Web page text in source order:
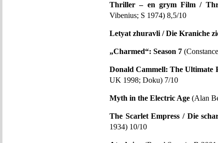
Thriller – en grym Film /
Vibenius; S 1974) 8,5/10
Letyat zhuravli / Die Kraniche
„Charmed“: Season 7
Donald Cammell: The Ultimate
UK 1998; Doku) 7/10
Myth in the Electric Age (Alan
The Scarlet Empress / Die
1934) 10/10